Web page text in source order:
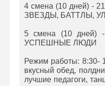
4 смена (10 дней) -
ЗВЕЗДЫ, БАТТЛЫ,
5 смена (10 дней)
УСПЕШНЫЕ ЛЮДИ
Режим работы: 8:30-
вкусный обед,
лучшие педагоги,